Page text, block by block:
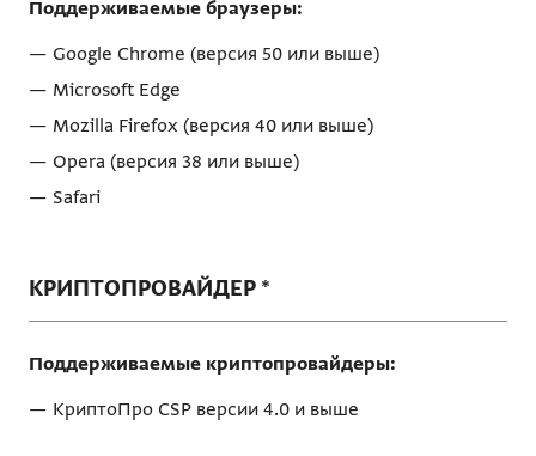
Поддерживаемые браузеры:
Google Chrome (версия 50 или выше)
Microsoft Edge
Mozilla Firefox (версия 40 или выше)
Opera (версия 38 или выше)
Safari
КРИПТОПРОВАЙДЕР *
Поддерживаемые криптопровайдеры:
КриптоПро CSP версии 4.0 и выше